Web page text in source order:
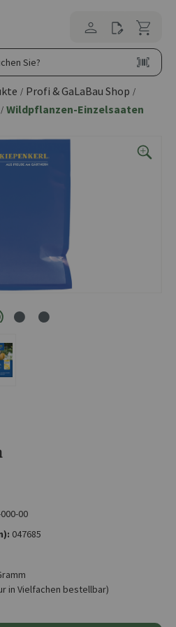
/ Profi & GaLaBau Shop /
/ Wildpflanzen-Einzelsaaten
00
047685
in Vielfachen bestellbar)